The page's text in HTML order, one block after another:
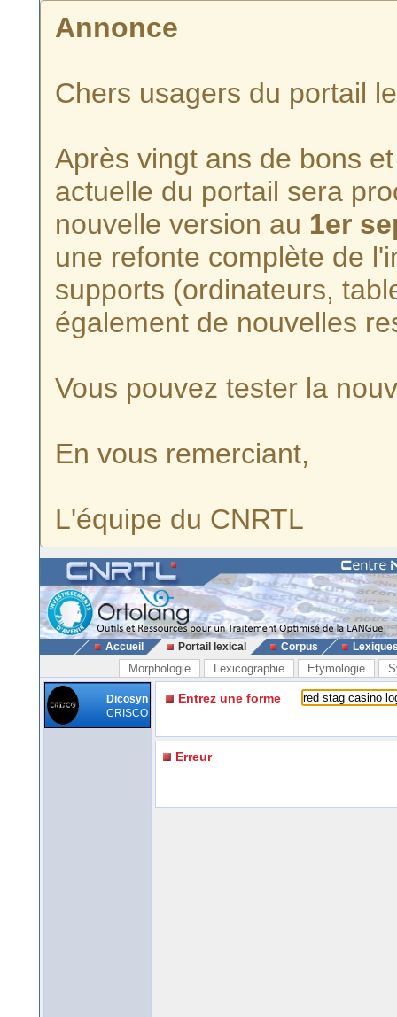
Annonce
Chers usagers du portail
Après vingt ans de bons
actuelle du portail sera
nouvelle version au 1er
une refonte complète de
supports (ordinateurs,
également de nouvelles
Vous pouvez tester la
En vous remerciant,
L'équipe du CNRTL
Accueil Portail lexical Corpus
Morphologie Lexicographie Etymologie
Dicosyn
CRISCO
Entrez une forme
Erreur